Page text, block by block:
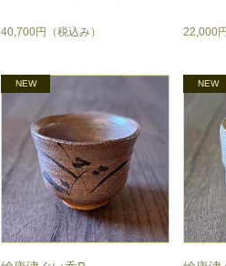
40,700円 （税込み） 22,000円